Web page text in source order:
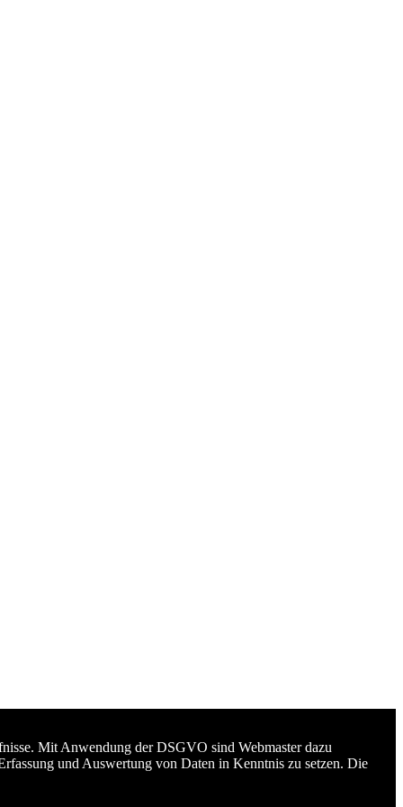
Mit Anwendung der DSGVO sind Webmaster dazu
und Auswertung von Daten in Kenntnis zu setzen. Die